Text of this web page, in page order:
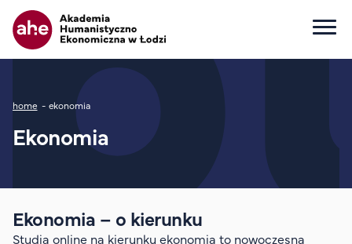
Główna nawigacja
Dla kandydata
Wszystkie kierunki
Studia II stopnia
Studia jednolite magisterskie
Studia podyplomowe
Ścieżka nawigacyjna
home ekonomia
Ekonomia
Ekonomia – o kierunku
Studia online na kierunku ekonomia to nowoczesna